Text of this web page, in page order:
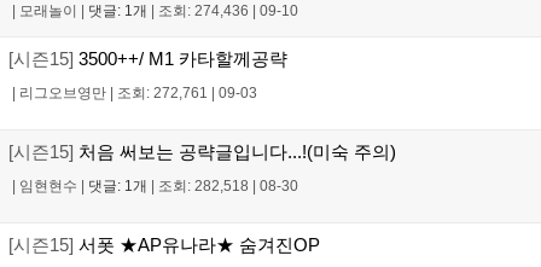
| 모래놀이 | 댓글: 1개 | 조회: 274,436 | 09-10
[시즌15] 3500++/ M1 카타할께공략
| 리그오브영만 | 조회: 272,761 | 09-03
[시즌15] 처음 써보는 공략글입니다...!(미숙 주의)
| 임현현수 | 댓글: 1개 | 조회: 282,518 | 08-30
[시즌15] 서폿 ★AP유나라★ 숨겨진OP